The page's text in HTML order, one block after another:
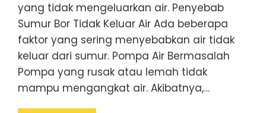
yang tidak mengeluarkan air. Penyebab
Sumur Bor Tidak Keluar Air Ada beberapa
faktor yang sering menyebabkan air tidak
keluar dari sumur. Pompa Air Bermasalah
Pompa yang rusak atau lemah tidak
mampu mengangkat air. Akibatnya,…